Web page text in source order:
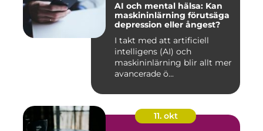
AI och mental hälsa: Kan
maskininlärning förutsäga
depression eller ångest?
I takt med att artificiell
intelligens (AI) och
maskininlärning blir allt mer
avancerade ö...
11. okt